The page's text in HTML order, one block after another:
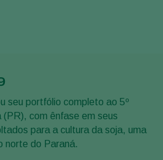
seu portfólio completo ao 5º
(PR), com ênfase em seus
para a cultura da soja, uma
norte do Paraná.